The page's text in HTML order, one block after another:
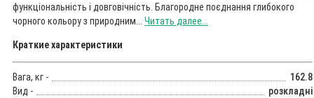
функціональність і довговічність. Благородне поєднання глибокого
чорного кольору з природним... Читать далее...
Краткие характеристики
Вага, кг -
162.8
Вид -
розкладні